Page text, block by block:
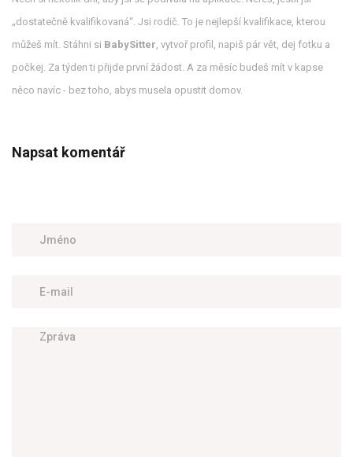
„dostatečně kvalifikovaná“. Jsi rodič. To je nejlepší kvalifikace, kterou
můžeš mít. Stáhni si BabySitter, vytvoř profil, napiš pár vět, dej fotku a
počkej. Za týden ti přijde první žádost. A za měsíc budeš mít v kapse
něco navíc - bez toho, abys musela opustit domov.
Napsat komentář